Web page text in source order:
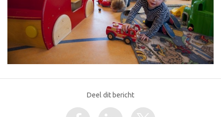
Deel dit bericht